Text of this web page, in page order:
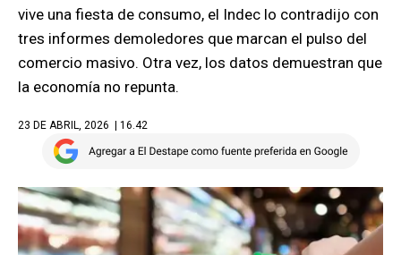
vive una fiesta de consumo, el Indec lo contradijo con
tres informes demoledores que marcan el pulso del
comercio masivo. Otra vez, los datos demuestran que
la economía no repunta.
23 DE ABRIL, 2026 | 16.42